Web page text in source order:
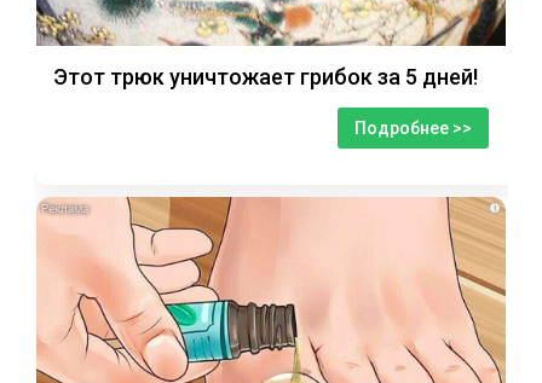
Этот трюк уничтожает грибок за 5 дней!
Подробнее >>
i